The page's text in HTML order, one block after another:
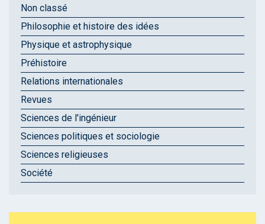
Non classé
Philosophie et histoire des idées
Physique et astrophysique
Préhistoire
Relations internationales
Revues
Sciences de l'ingénieur
Sciences politiques et sociologie
Sciences religieuses
Société